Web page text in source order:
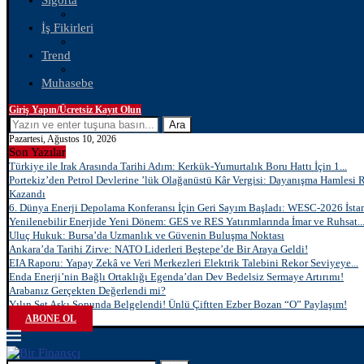
İş Fikirleri
Trend
Muhasebe
Giriş Yapın/Ücretsiz Kayıt Olun
Ara
Pazartesi, Ağustos 10, 2026
Son Yazılar
Türkiye ile Irak Arasında Tarihi Adım: Kerkük-Yumurtalık Boru Hattı İçin 1...
Portekiz’den Petrol Devlerine ’lük Olağanüstü Kâr Vergisi: Dayanışma Hamlesi
Kazandı
6. Dünya Enerji Depolama Konferansı İçin Geri Sayım Başladı: WESC-2026
Yenilenebilir Enerjide Yeni Dönem: GES ve RES Yatırımlarında İmar ve Ruhsat...
Uluç Hukuk: Bursa’da Uzmanlık ve Güvenin Buluşma Noktası
Ankara’da Tarihi Zirve: NATO Liderleri Beştepe’de Bir Araya Geldi!
EIA Raporu: Yapay Zekâ ve Veri Merkezleri Elektrik Talebini Rekor Seviyeye...
Enda Enerji’nin Bağlı Ortaklığı Egenda’dan Dev Bedelsiz Sermaye Artırımı!
Arabanız Gerçekten Değerlendi mi?
Yılın Set Aşkı Sonunda Belgelendi! Ünlü Çiftten Ezber Bozan “O” Paylaşım!
ABONE OL